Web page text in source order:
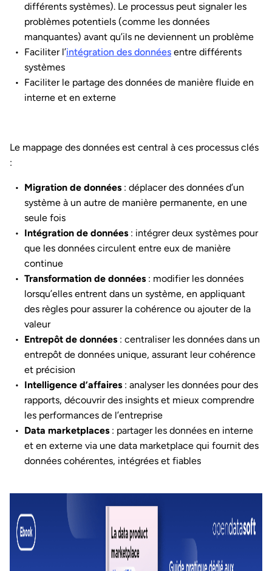
différents systèmes). Le processus peut signaler les
problèmes potentiels (comme les données
manquantes) avant qu’ils ne deviennent un problème
Faciliter l’intégration des données entre différents
systèmes
Faciliter le partage des données de manière fluide en
interne et en externe
Le mappage des données est central à ces processus clés
:
Migration de données : déplacer des données d’un
système à un autre de manière permanente, en une
seule fois
Intégration de données : intégrer deux systèmes pour
que les données circulent entre eux de manière
continue
Transformation de données : modifier les données
lorsqu’elles entrent dans un système, en appliquant
des règles pour assurer la cohérence ou ajouter de la
valeur
Entrepôt de données : centraliser les données dans un
entrepôt de données unique, assurant leur cohérence
et précision
Intelligence d’affaires : analyser les données pour des
rapports, découvrir des insights et mieux comprendre
les performances de l’entreprise
Data marketplaces : partager les données en interne
et en externe via une data marketplace qui fournit des
données cohérentes, intégrées et fiables